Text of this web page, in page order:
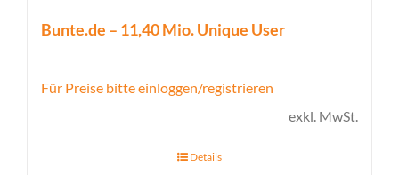
Bunte.de – 11,40 Mio. Unique User
Für Preise bitte einloggen/registrieren
exkl. MwSt.
Details